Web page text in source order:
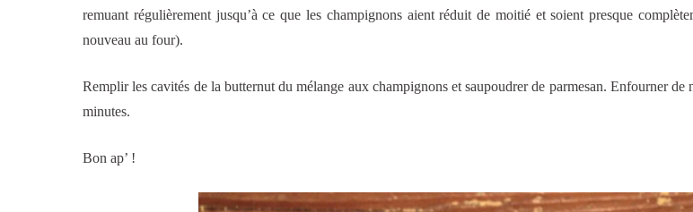
remuant régulièrement jusqu’à ce que les champignons aient réduit de moitié et soient presque
nouveau au four).
Remplir les cavités de la butternut du mélange aux champignons et saupoudrer de parmesan. Enfourner de
minutes.
Bon ap’ !